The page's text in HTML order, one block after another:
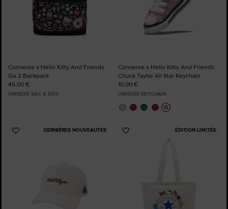
Converse x Hello Kitty And Friends
Go 2 Backpack
45,00 €
UNISEXE SAC À DOS
Converse x Hello Kitty And Friends
Chuck Taylor All Star Keychain
10,00 €
UNISEXE KEYCHAIN
DERNIÈRES NOUVEAUTÉS
Ajouter
ÉDITION LIMITÉE
Ajouter